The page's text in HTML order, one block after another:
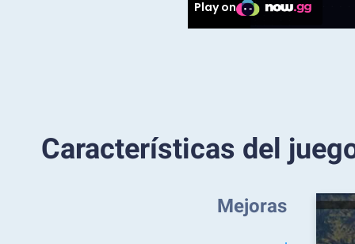
Características del
Mejoras